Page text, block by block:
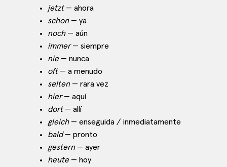
jetzt— ahora
schon— ya
noch— aún
immer— siempre
nie— nunca
oft— a menudo
selten— rara vez
hier— aquí
dort— allí
gleich— enseguida / inmediatamente
bald— pronto
gestern— ayer
heute— hoy